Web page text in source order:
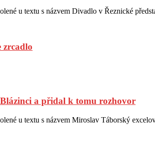
u textu s názvem Divadlo v Řeznické
zrcadlo
a přidal k tomu rozhovor
u textu s názvem Miroslav Táborský